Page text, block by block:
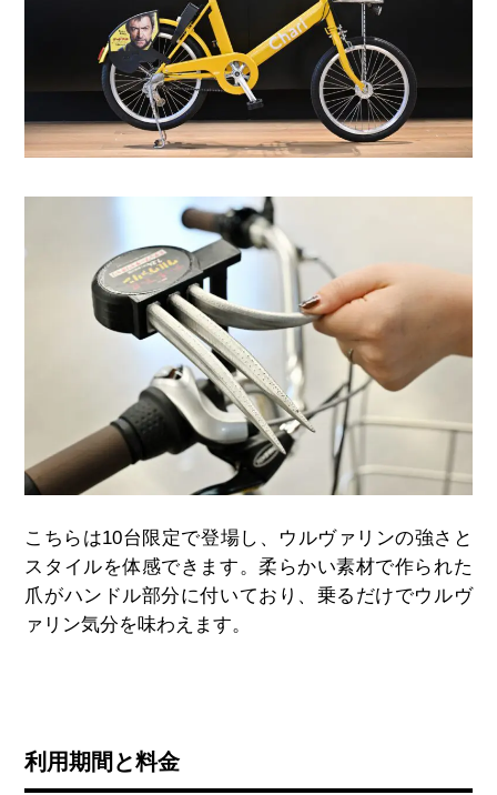
こちらは10台限定で登場し、ウルヴァリンの強さと
スタイルを体感できます。柔らかい素材で作られた
爪がハンドル部分に付いており、乗るだけでウルヴ
ァリン気分を味わえます。
利用期間と料金